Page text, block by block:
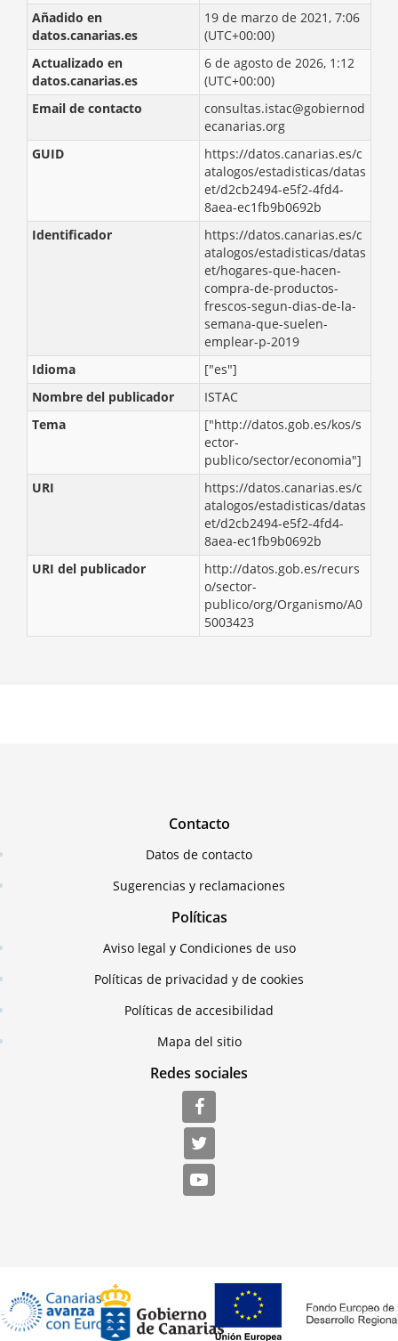
Añadido en
datos.canarias.es
19 de marzo de 2021, 7:06
(UTC+00:00)
Actualizado en
datos.canarias.es
6 de agosto de 2026, 1:12
(UTC+00:00)
Email de contacto
consultas.istac@gobiernod
ecanarias.org
GUID
https://datos.canarias.es/c
atalogos/estadisticas/datas
et/d2cb2494-e5f2-4fd4-
8aea-ec1fb9b0692b
Identificador
https://datos.canarias.es/c
atalogos/estadisticas/datas
et/hogares-que-hacen-
compra-de-productos-
frescos-segun-dias-de-la-
semana-que-suelen-
emplear-p-2019
Idioma
["es"]
Nombre del publicador
ISTAC
Tema
["http://datos.gob.es/kos/s
ector-
publico/sector/economia"]
URI
https://datos.canarias.es/c
atalogos/estadisticas/datas
et/d2cb2494-e5f2-4fd4-
8aea-ec1fb9b0692b
URI del publicador
http://datos.gob.es/recurs
o/sector-
publico/org/Organismo/A0
5003423
Contacto
Datos de contacto
Sugerencias y reclamaciones
Políticas
Aviso legal y Condiciones de uso
Políticas de privacidad y de cookies
Políticas de accesibilidad
Mapa del sitio
Redes sociales